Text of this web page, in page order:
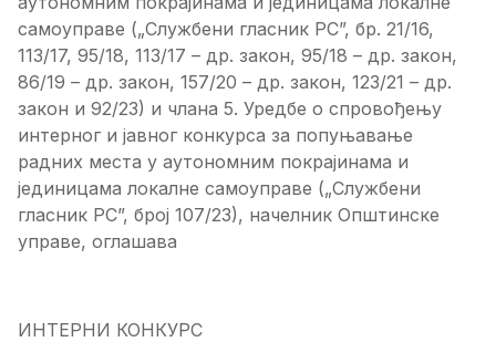
самоуправе („Службени гласник РС”, бр. 21/16,
113/17, 95/18, 113/17 – др. закон, 95/18 – др. закон,
86/19 – др. закон, 157/20 – др. закон, 123/21 – др.
закон и 92/23) и члана 5. Уредбе о спровођењу
интерног и јавног конкурса за попуњавање
радних места у аутономним покрајинама и
јединицама локалне самоуправе („Службени
гласник РС”, број 107/23), начелник Општинске
управе, оглашава
ИНТЕРНИ КОНКУРС